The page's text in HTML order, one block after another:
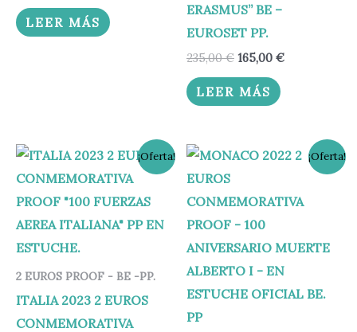
LEER MÁS
ERASMUS” BE –
EUROSET PP.
235,00€ 165,00 €
LEER MÁS
¡Oferta!
2 EUROS PROOF - BE -PP.
ITALIA 2023 2 EUROS
CONMEMORATIVA
El
precio
original
era:
55,00 €.
El
precio
actual
es:
45,00 €.
¡Oferta!
El
precio
era:
600,00 €.
El
precio
es:
499,95 €.